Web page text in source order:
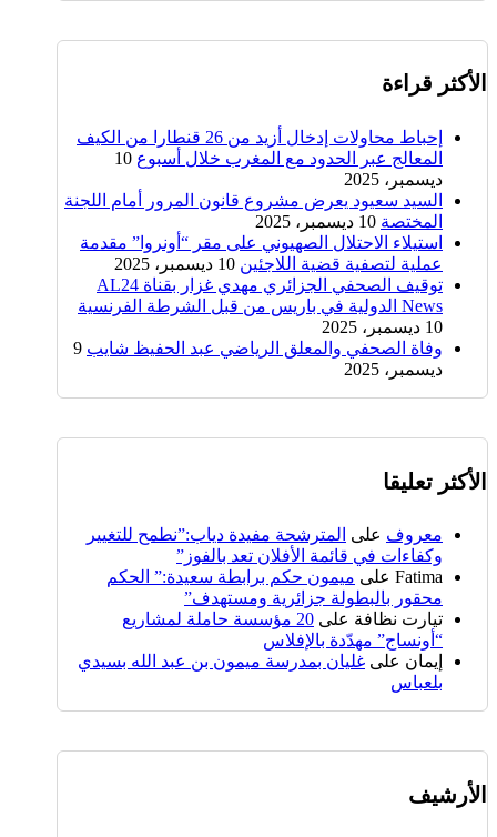
الأكثر قراءة
إحباط محاولات إدخال أزيد من 26 قنطارا من الكيف
المعالج عبر الحدود مع المغرب خلال أسبوع 10
ديسمبر، 2025
السيد سعيود يعرض مشروع قانون المرور أمام اللجنة
المختصة 10 ديسمبر، 2025
استيلاء الاحتلال الصهيوني على مقر “أونروا” مقدمة
عملية لتصفية قضية اللاجئين 10 ديسمبر، 2025
توقيف الصحفي الجزائري مهدي غزار بقناة AL24
News الدولية في باريس من قبل الشرطة الفرنسية
10 ديسمبر، 2025
وفاة الصحفي والمعلق الرياضي عبد الحفيظ شايب 9
ديسمبر، 2025
الأكثر تعليقا
معروف على المترشحة مفيدة دياب:”نطمح للتغيير
وكفاءات في قائمة الأفلان تعد بالفوز”
Fatima على ميمون حكم برابطة سعيدة:” الحكم
محقور بالبطولة جزائرية ومستهدف”
تيارت نظافة على
20 مؤسسة حاملة لمشاريع
“أونساج” مهدّدة بالإفلاس
إيمان على غليان بمدرسة ميمون بن عبد الله بسيدي
بلعباس
الأرشيف